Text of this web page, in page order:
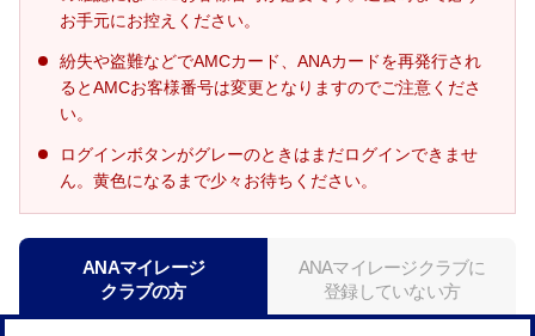
お手元にお控えください。
紛失や盗難などでAMCカード、ANAカードを再発行され
るとAMCお客様番号は変更となりますのでご注意くださ
い。
ログインボタンがグレーのときはまだログインできませ
ん。黄色になるまで少々お待ちください。
ANAマイレージ
クラブの方
ANAマイレージクラブに
登録していない方